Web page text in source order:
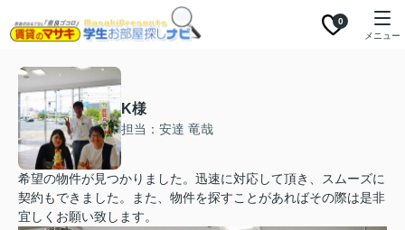
0
メニュー
K様
担当：安達 竜哉
希望の物件が見つかりました。迅速に対応して頂き、スムーズに
契約もできました。また、物件を探すことがあればその際は是非
宜しくお願い致します。